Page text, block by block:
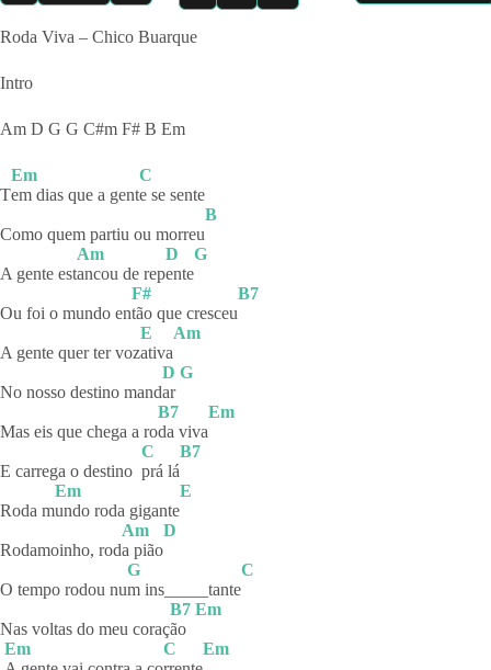
Roda Viva – Chico Buarque
Intro
Am D G G C#m F# B Em
T
Em
em dias que a gent
C
e se sente
Como quem partiu ou morreu
B
A gente est
Am
ancou de rep
D
ente
G
Ou foi o mundo en
F#
tão que cresceu
B7
A gente quer ter voz
E
ativa
Am
No nosso destino mand
D
ar
G
Mas eis que chega a ro
B7
da viva
Em
E carrega o destino
C
prá lá
B7
Roda m
Em
undo roda gigante
E
Rodamoinho, rod
Am
a pião
D
O tempo rodou nu
G
m ins_____tante
C
Nas voltas do meu coraç
B7
ão
Em
Em
C
Em